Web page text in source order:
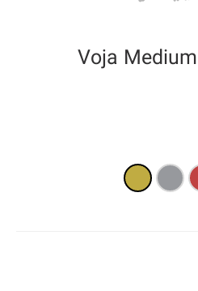
Terracotta
Warm Gray
Yolk Yellow